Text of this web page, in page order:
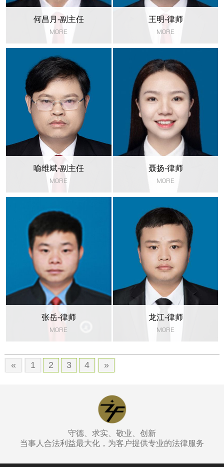
何昌月-副主任
MORE
王明-律师
MORE
喻维斌-副主任
MORE
聂扬-律师
MORE
张岳-律师
MORE
龙江-律师
MORE
« 1 2 3 4 »
守德、求实、敬业、创新
当事人合法利益最大化，为客户提供专业的法律服务